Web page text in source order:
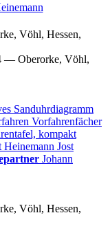
Vöhl, Hessen,
— Oberorke, Vöhl,
Sanduhrdiagramm
Vorfahrenfächer
kompakt
Heinemann Jost
Johann
Vöhl, Hessen,